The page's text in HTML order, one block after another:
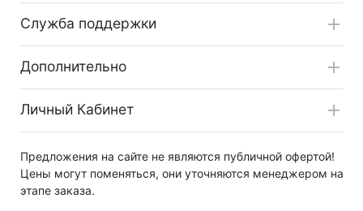
Служба поддержки
Дополнительно
Личный Кабинет
Предложения на сайте не являются публичной офертой!
Цены могут поменяться, они уточняются менеджером на
этапе заказа.